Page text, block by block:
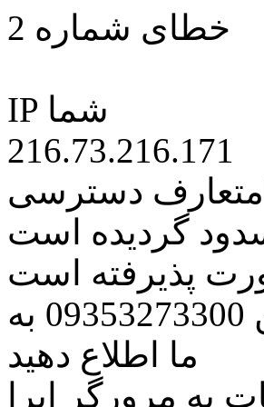
خطای شماره 2
IP شما
216.73.216.171
دسترسی
گردیده است
پذیرفته است
مراتب این مسئله را از طریق شماره تلفن 09353273300 به
ما اطلاع دهید
به مرورگر اپرا